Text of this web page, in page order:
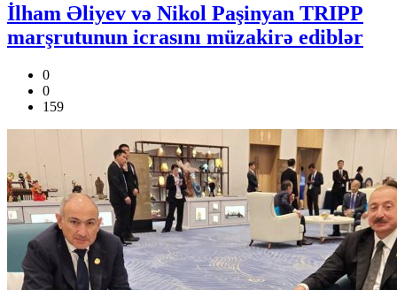
İlham Əliyev və Nikol Paşinyan TRIPP
marşrutunun icrasını müzakirə ediblər
0
0
159